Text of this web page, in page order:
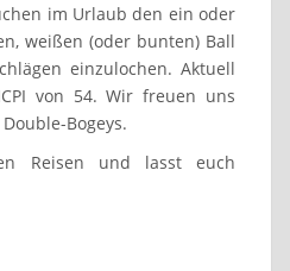
im Urlaub den ein oder
weißen (oder bunten) Ball
einzulochen. Aktuell
von 54. Wir freuen uns
Bogeys.
Reisen und lasst euch